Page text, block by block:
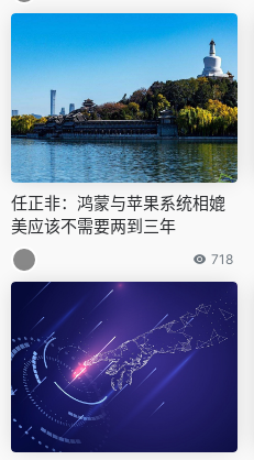
任正非：鸿蒙与苹果系统相媲
美应该不需要两到三年
718